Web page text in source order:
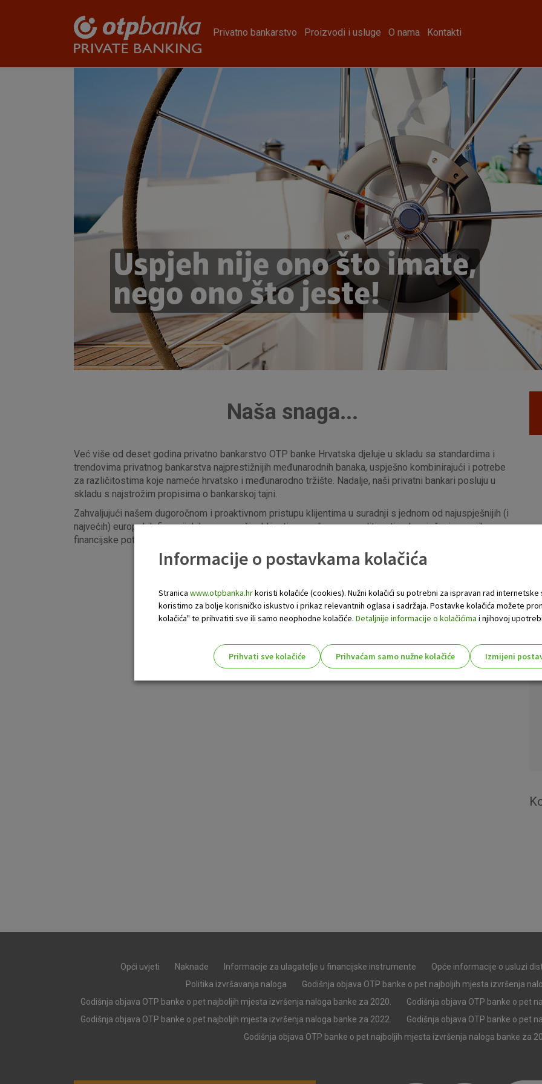
Privatno bankarstvo Proizvodi i usluge O nama Kontakti
Uspjeh nije ono što imate,
nego ono što jeste!
Naša snaga...
Već više od deset godina privatno bankarstvo OTP banke Hrvatska djeluje u skladu sa standardima i
trendovima privatnog bankarstva najprestižnijih međunarodnih banaka, uspješno kombinirajući i potrebe
za različitostima koje nameće hrvatsko i međunarodno tržište. Nadalje, naši privatni bankari posluju u
skladu s najstrožim propisima o bankarskoj tajni.
Zahvaljujući našem dugoročnom i proaktivnom pristupu klijentima u suradnji s jednom od najuspješnijih (i
najvećih) europskih financijskih grupa, našim klijentima možemo ponuditi optimalno rješenje za njihove
financijske potrebe.
Opći uvjeti Naknade Informacije za ulagatelje u financijske instrumente
Opće informacije o usluzi
Politika izvršavanja naloga
Godišnja objava OTP banke o pet najboljih mjesta izvršenja
Godišnja objava OTP banke o pet najboljih mjesta izvršenja naloga banke za 2020.
Godišnja objava OTP banke o pet
Godišnja objava OTP banke o pet najboljih mjesta izvršenja naloga banke za 2022.
Godišnja objava OTP banke o pet
Godišnja objava OTP banke o pet najboljih mjesta izvršenja naloga banke za
Informacije o postavkama kolačića
Stranica www.otpbanka.hrkoristi kolačiće (cookies). Nužni kolačići su potrebni za ispravan rad
koristimo za bolje korisničko iskustvo i prikaz relevantnih oglasa i sadržaja. Postavke kolačića možete
kolačića" te prihvatiti sve ili samo neophodne kolačiće. Detaljnije informacije o kolačićima i njihovoj
Prihvati sve kolačiće Prihvaćam samo nužne kolačiće
Izmijeni
kolačići
Prihvaćam upotrebu navedenih kolačića
Nužni (tehnički) kolačići - uvijek
radnje koje uključuju zahtjev za uslugama, kao
preglednik možete postaviti da blokira te
njima, ali u tom slučaju neki dijelovi stranice
pohranjuju nikakve informacije koje bi vas